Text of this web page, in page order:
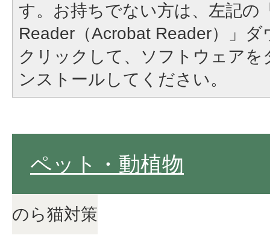
す。お持ちでない方は、左記の
Reader（Acrobat Reader）」
クリックして、ソフトウェア
ンストールしてください。
ペット・動植物
のら猫対策